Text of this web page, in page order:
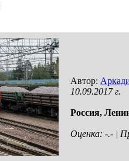
Автор:
10.09.2017 г.
Россия,
Оценка: -.- |